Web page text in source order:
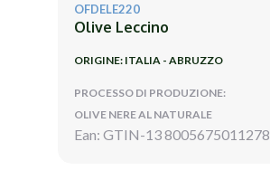
OFDELE220
Olive Leccino
ORIGINE: ITALIA - ABRUZZO
PROCESSO DI PRODUZIONE:
OLIVE NERE AL NATURALE
Ean: GTIN-13 8005675011278